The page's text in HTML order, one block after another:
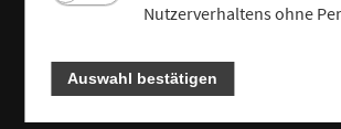
Nutzerverhaltens ohne
Auswahl bestätigen